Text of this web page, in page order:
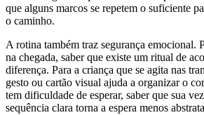
que alguns marcos se repetem o suficiente
o caminho.
A rotina também traz segurança emocional.
na chegada, saber que existe um ritual de
diferença. Para a criança que se agita nas
gesto ou cartão visual ajuda a organizar o
tem dificuldade de esperar, saber que sua
sequência clara torna a espera menos